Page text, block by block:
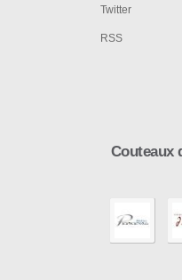
Twitter
RSS
Couteaux